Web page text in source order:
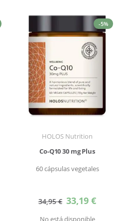
-5%
HOLOS Nutrition
Co-Q10 30 mg Plus
60 cápsulas vegetales
34,95 € Precio
especial
33,19 €
No está disponible